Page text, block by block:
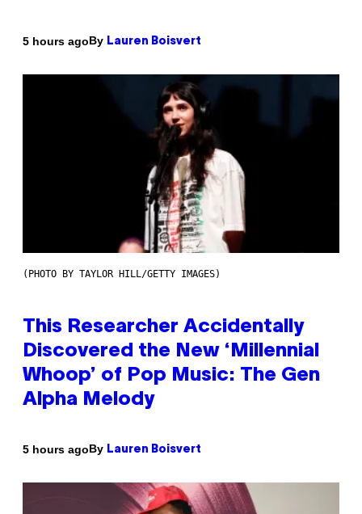
5 hours agoBy Lauren Boisvert
(PHOTO BY TAYLOR HILL/GETTY IMAGES)
This Researcher Accidentally
Discovered the New ‘Millennial
Whoop’ of Pop Music: The Gen
Alpha Melody
5 hours agoBy Lauren Boisvert